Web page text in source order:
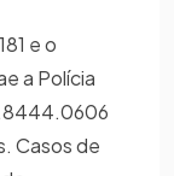
e o
a Polícia
Casos de